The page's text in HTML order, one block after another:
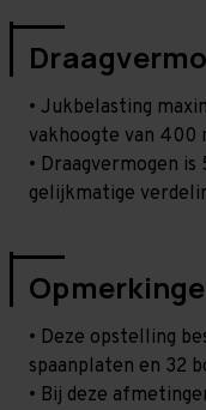
• Jukbelasting
vakhoogte van 400
• Draagvermogen
gelijkmatige
• Deze opstelling
spaanplaten en 32
• Bij deze